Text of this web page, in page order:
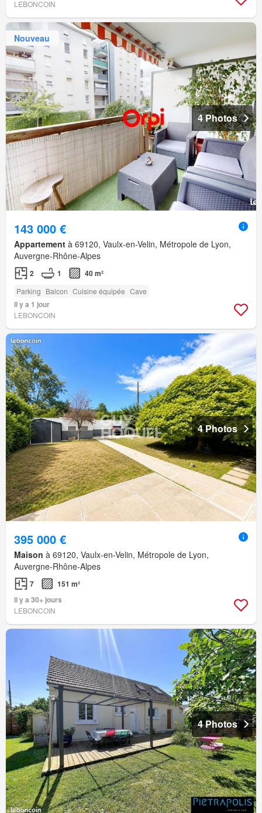
LEBONCOIN
Nouveau
4 Photos
143 000 €
Appartement à 69120, Vaulx-en-Velin, Métropole de Lyon,
Auvergne-Rhône-Alpes
2 1 40 m²
Parking Balcon Cuisine équipée Cave
Il y a 1 jour
LEBONCOIN
4 Photos
395 000 €
Maison à 69120, Vaulx-en-Velin, Métropole de Lyon,
Auvergne-Rhône-Alpes
7
151 m²
Il y a 30+ jours
LEBONCOIN
4 Photos